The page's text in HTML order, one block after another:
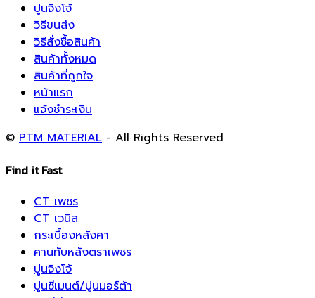
ปูนจิงโจ้
วิธีขนส่ง
วิธีสั่งซื้อสินค้า
สินค้าทั้งหมด
สินค้าที่ถูกใจ
หน้าแรก
แจ้งชำระเงิน
© PTM MATERIAL - All Rights Reserved
Find it Fast
CT เพชร
CT เวนิส
กระเบื้องหลังคา
คานทับหลังตราเพชร
ปูนจิงโจ้
ปูนซีเมนต์/ปูนมอร์ต้า